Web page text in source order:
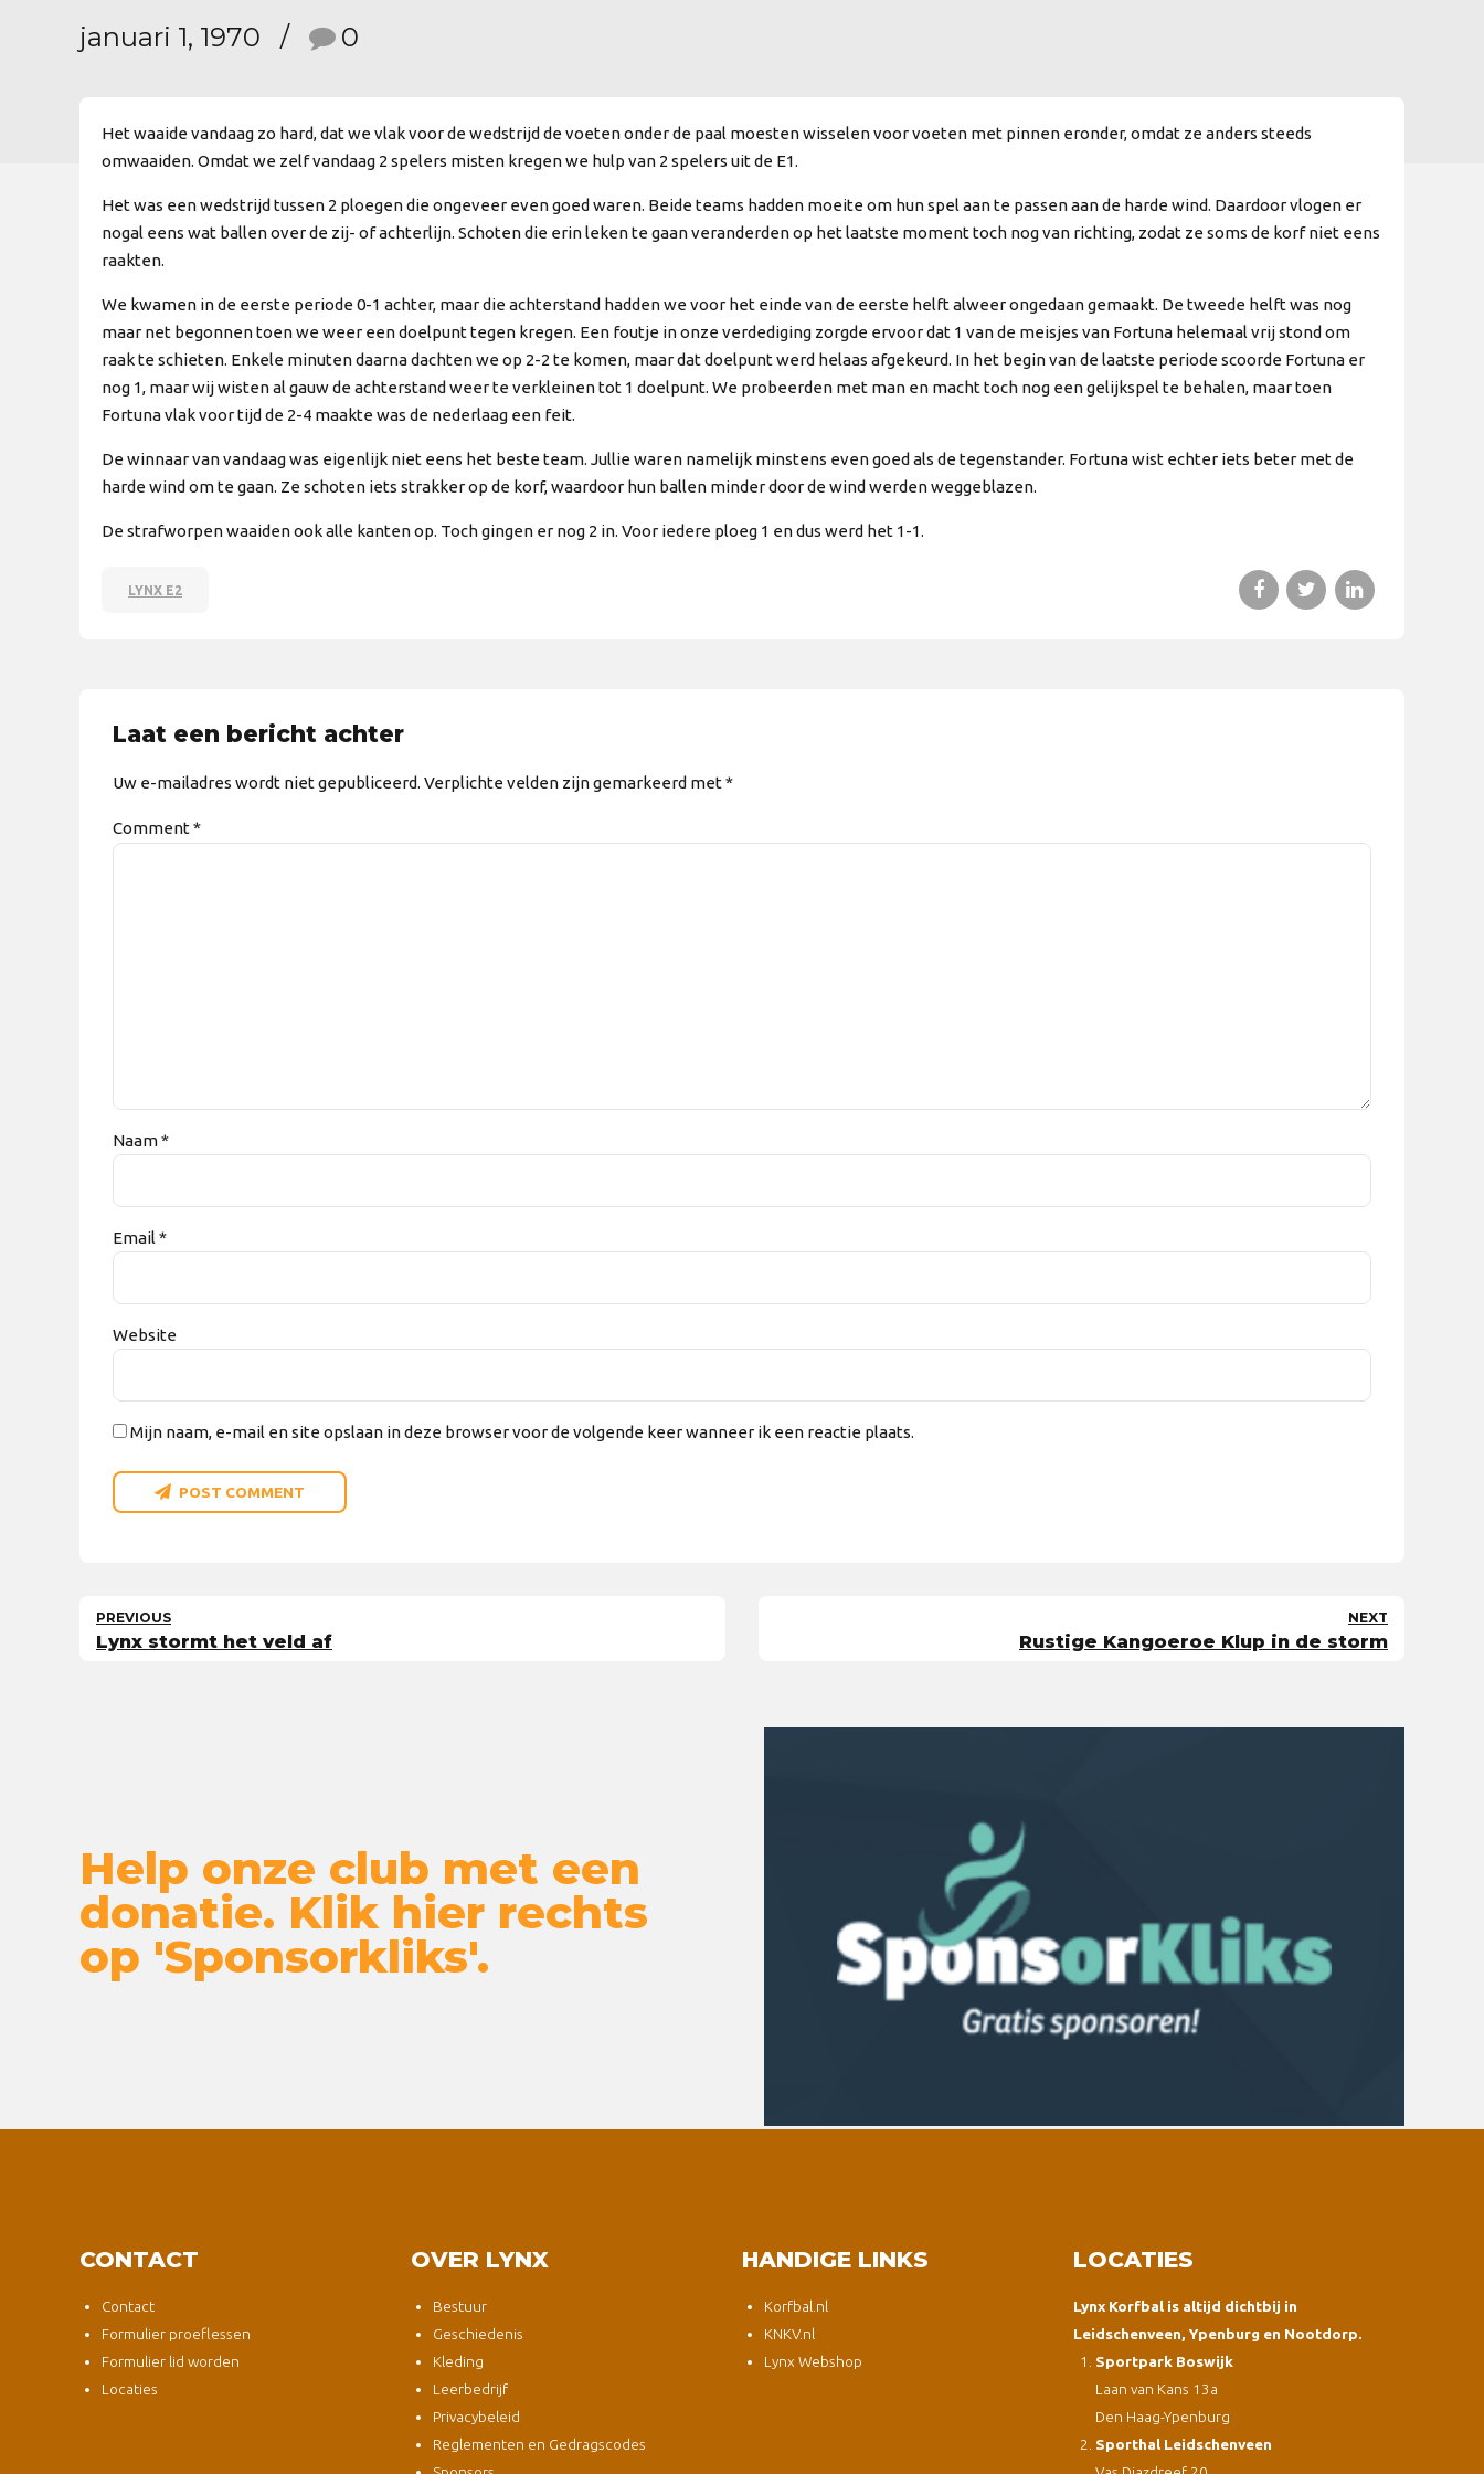
januari 1, 1970 0
Het waaide vandaag zo hard, dat we vlak voor de wedstrijd de voeten onder de paal moesten wisselen voor voeten met pinnen eronder, omdat ze anders steeds
omwaaiden. Omdat we zelf vandaag 2 spelers misten kregen we hulp van 2 spelers uit de E1.
Het was een wedstrijd tussen 2 ploegen die ongeveer even goed waren. Beide teams hadden moeite om hun spel aan te passen aan de harde wind. Daardoor vlogen er
nogal eens wat ballen over de zij- of achterlijn. Schoten die erin leken te gaan veranderden op het laatste moment toch nog van richting, zodat ze soms de korf niet eens
raakten.
We kwamen in de eerste periode 0-1 achter, maar die achterstand hadden we voor het einde van de eerste helft alweer ongedaan gemaakt. De tweede helft was nog
maar net begonnen toen we weer een doelpunt tegen kregen. Een foutje in onze verdediging zorgde ervoor dat 1 van de meisjes van Fortuna helemaal vrij stond om
raak te schieten. Enkele minuten daarna dachten we op 2-2 te komen, maar dat doelpunt werd helaas afgekeurd. In het begin van de laatste periode scoorde Fortuna er
nog 1, maar wij wisten al gauw de achterstand weer te verkleinen tot 1 doelpunt. We probeerden met man en macht toch nog een gelijkspel te behalen, maar toen
Fortuna vlak voor tijd de 2-4 maakte was de nederlaag een feit.
De winnaar van vandaag was eigenlijk niet eens het beste team. Jullie waren namelijk minstens even goed als de tegenstander. Fortuna wist echter iets beter met de
harde wind om te gaan. Ze schoten iets strakker op de korf, waardoor hun ballen minder door de wind werden weggeblazen.
De strafworpen waaiden ook alle kanten op. Toch gingen er nog 2 in. Voor iedere ploeg 1 en dus werd het 1-1.
LYNX E2
Laat een bericht achter
Uw e-mailadres wordt niet gepubliceerd. Verplichte velden zijn gemarkeerd met *
Comment*
Naam *
Email *
Website
Mijn naam, e-mail en site opslaan in deze browser voor de volgende keer wanneer ik een reactie plaats.
POST COMMENT
PREVIOUS
Lynx stormt het veld af
NEXT
Rustige Kangoeroe Klup in de storm
Help onze club met een
donatie. Klik hier rechts
op 'Sponsorkliks'.
CONTACT
Contact
Formulier proeflessen
Formulier lid worden
Locaties
OVER LYNX
Bestuur
Geschiedenis
Kleding
Leerbedrijf
Privacybeleid
Reglementen en Gedragscodes
HANDIGE LINKS
Korfbal.nl
KNKV.nl
Lynx Webshop
LOCATIES
Lynx Korfbal is altijd dichtbij in
Leidschenveen, Ypenburg en Nootdorp.
Sportpark Boswijk
Laan van Kans 13a
Den Haag-Ypenburg
Sporthal Leidschenveen